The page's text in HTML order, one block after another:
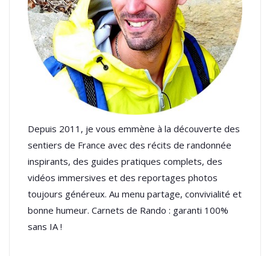
Depuis 2011, je vous emmène à la découverte des
sentiers de France avec des récits de randonnée
inspirants, des guides pratiques complets, des
vidéos immersives et des reportages photos
toujours généreux. Au menu partage, convivialité et
bonne humeur. Carnets de Rando : garanti 100%
sans IA !